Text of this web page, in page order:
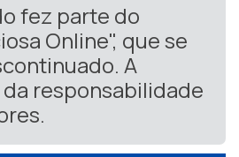
fez parte do
Online", que se
A
responsabilidade